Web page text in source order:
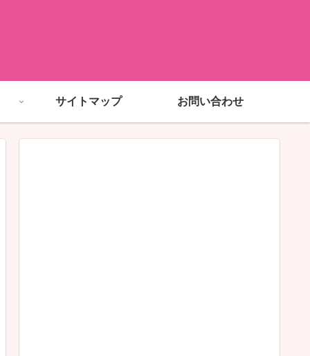
サイトマップ お問い合わせ